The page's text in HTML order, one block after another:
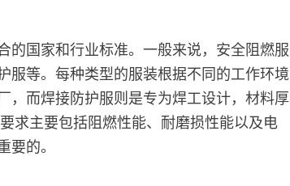
的国家和行业标准。一般来说，安全阻燃服
服等。每种类型的服装根据不同的工作环境
，而焊接防护服则是专为焊工设计，材料厚
求主要包括阻燃性能、耐磨损性能以及电
要的。